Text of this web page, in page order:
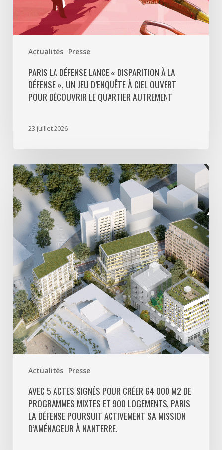
Actualités Presse
d’enquête
à
ciel
découvrir
quartier
PARIS LA DÉFENSE LANCE « DISPARITION À LA
DÉFENSE », UN JEU D’ENQUÊTE À CIEL OUVERT
POUR DÉCOUVRIR LE QUARTIER AUTREMENT
23 juillet 2026
Actualités Presse
Avec
5
actes
signés
pour
créer
000
m2
de
programmes
mixtes
et
900
logements,
Défense
poursuit
activement
AVEC 5 ACTES SIGNÉS POUR CRÉER 64 000 M2 DE
PROGRAMMES MIXTES ET 900 LOGEMENTS, PARIS
LA DÉFENSE POURSUIT ACTIVEMENT SA MISSION
D’AMÉNAGEUR À NANTERRE.